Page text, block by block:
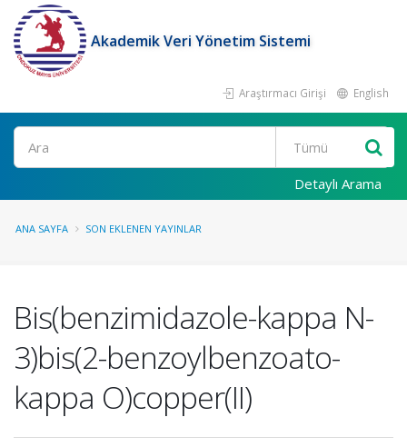
Akademik Veri Yönetim Sistemi
Araştırmacı Girişi English
Ara
Detaylı Arama
ANA SAYFA SON EKLENEN YAYINLAR
Bis(benzimidazole-kappa N-
3)bis(2-benzoylbenzoato-
kappa O)copper(II)